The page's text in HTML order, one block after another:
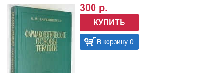
300 р.
КУПИТЬ
В корзину 0